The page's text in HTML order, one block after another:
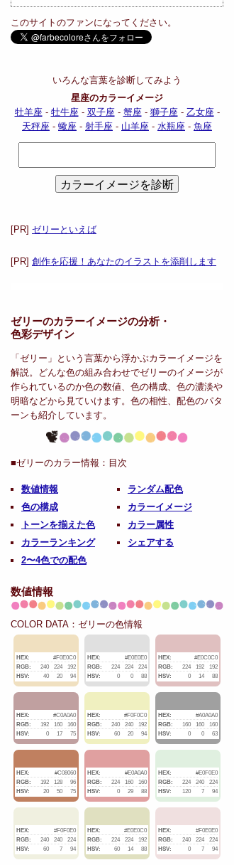
このサイトのファンになってください。
いろんな言葉を診断してみよう
星座のカラーイメージ
牡羊座- 牡牛座- 双子座- 蟹座- 獅子座- 乙女座-
天秤座 - 蠍座 - 射手座 - 山羊座 - 水瓶座 - 魚座
[PR] ゼリーといえば
[PR] 創作を応援！あなたのイラストを添削します
ゼリーのカラーイメージの分析・
色彩デザイン
「ゼリー」という言葉から浮かぶカラーイメージを
解説。どんな色の組み合わせでゼリーのイメージが
作られているのか色の数値、色の構成、色の濃淡や
明暗などから見ていけます。色の相性、配色のパタ
ーンも紹介しています。
■ゼリーのカラー情報： 目次
数値情報
色の構成
トーンを揃えた色
カラーランキング
2〜4色での配色
ランダム配色
カラーイメージ
カラー属性
シェアする
数値情報
COLOR DATA：ゼリーの色情報
HEX:
#F0E0C0
RGB:
240 224
192
HSV:
40 20 94
HEX:
#E0E0E0
RGB:
224 224
224
HSV:
0 0 88
HEX:
#E0C0C0
RGB:
224 192
192
HSV:
0 14 88
HEX:
#C0A0A0
RGB:
192 160
160
HSV:
0 17 75
HEX:
#F0F0C0
RGB:
240 240
192
HSV:
60 20 94
HEX:
#A0A0A0
RGB:
160 160
160
HSV:
0 0 63
HEX:
#C08060
RGB:
192 128
96
HSV:
20 50 75
HEX:
#E0A0A0
RGB:
224 160
160
HSV:
0 29 88
HEX:
#E0F0E0
RGB:
224 240
224
HSV:
120 7 94
HEX:
#F0F0E0
RGB:
240 240
224
HSV:
60 7 94
HEX:
#E0E0C0
RGB:
224 224
192
HSV:
60 14 88
HEX:
#F0E0E0
RGB:
240 224
224
HSV:
0 7 94